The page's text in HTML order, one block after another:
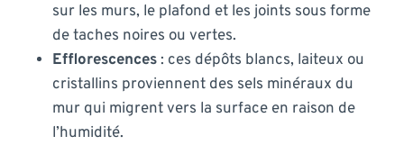
sur les murs, le plafond et les joints sous forme
de taches noires ou vertes.
Efflorescences: ces dépôts blancs, laiteux ou
cristallins proviennent des sels minéraux du
mur qui migrent vers la surface en raison de
l’humidité.